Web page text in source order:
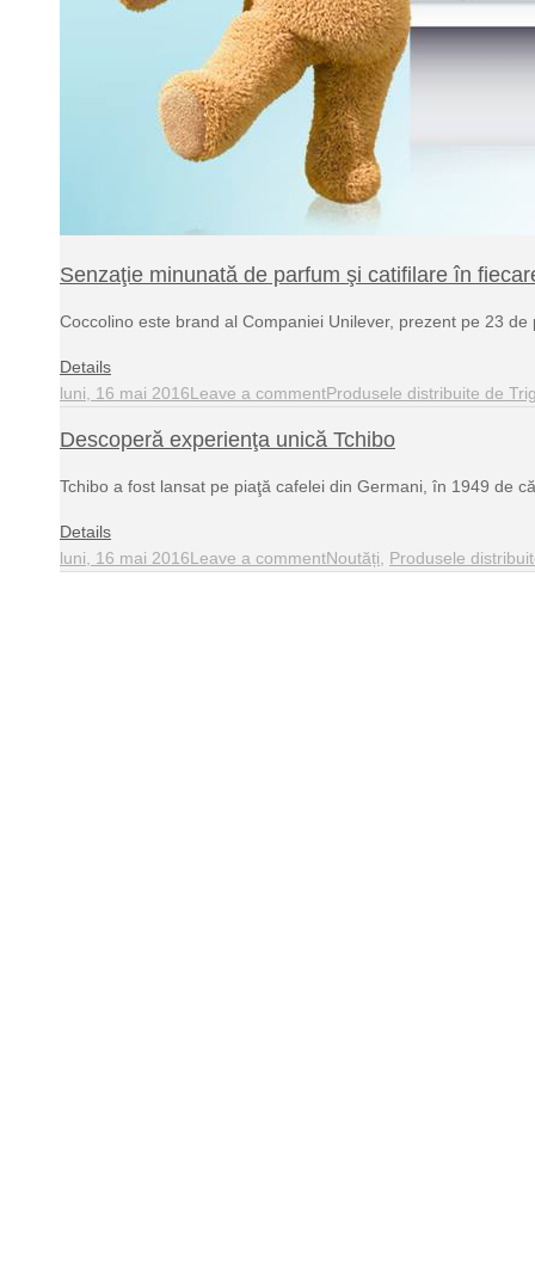
Senzaţie minunată de parfum şi catifilare în
Coccolino este brand al Companiei Unilever, prezent pe 23
Details
luni, 16 mai 2016Leave a commentProdusele distribuite de
Descoperă experienţa unică Tchibo
Tchibo a fost lansat pe piaţă cafelei din Germani, în 1949 de
Details
luni, 16 mai 2016Leave a commentNoutăți, Produsele